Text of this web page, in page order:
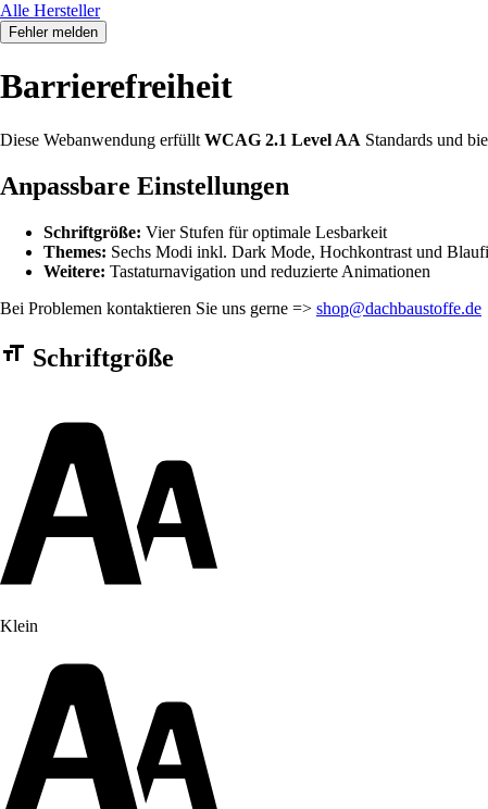
Alle Hersteller
Fehler melden
Barrierefreiheit
Diese Webanwendung erfüllt WCAG 2.1 Level AA Standards und
Anpassbare Einstellungen
Schriftgröße: Vier Stufen für optimale Lesbarkeit
Themes: Sechs Modi inkl. Dark Mode, Hochkontrast und
Weitere: Tastaturnavigation und reduzierte Animationen
Bei Problemen kontaktieren Sie uns gerne => shop@dachbaustoffe.de
Barrierefreiheit Einstellungen Formular
Schriftgröße
Klein